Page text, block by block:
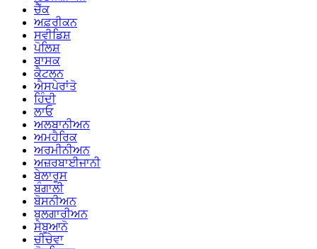
ਚੈੱਕ
ਅਫ਼ਰੀਕਨ
ਸਵੀਡਿਸ਼
ਪੋਲਿਸ਼
ਬਾਸਕ
ਕੈਟਲਨ
ਐਸਪੇਰਾਂਤੋ
ਹਿੰਦੀ
ਲਾਓ
ਅਲਬਾਨੀਅਨ
ਅਮਹੈਰਿਕ
ਅਰਮੀਨੀਅਨ
ਅਜ਼ਰਬਾਈਜਾਨੀ
ਬੇਲਾਰੂਸ
ਬੰਗਾਲੀ
ਬੋਸਨੀਅਨ
ਬੁਲਗਾਰੀਅਨ
ਸੇਬੂਆਨੋ
ਚੀਚੇਵਾ